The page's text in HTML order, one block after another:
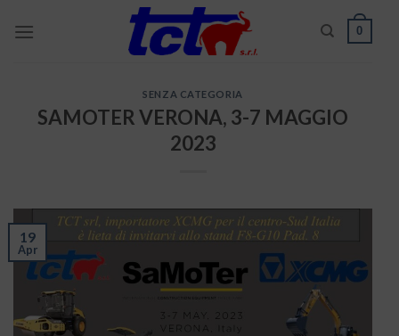
0
SENZA CATEGORIA
SAMOTER VERONA, 3-7 MAGGIO
2023
19
Apr